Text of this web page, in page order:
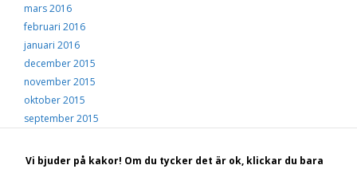
mars 2016
februari 2016
januari 2016
december 2015
november 2015
oktober 2015
september 2015
juli 2015
Vi bjuder på kakor! Om du tycker det är ok, klickar du bara